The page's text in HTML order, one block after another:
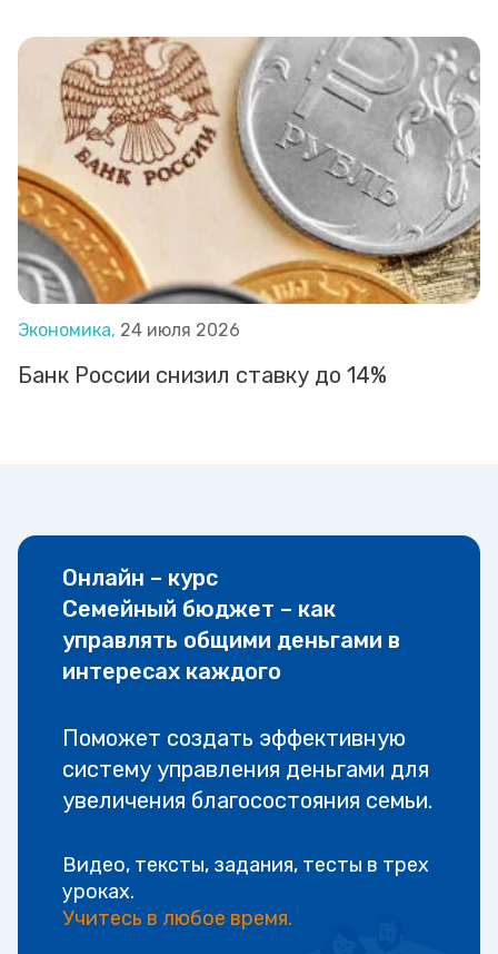
Экономика, 24 июля 2026
Банк России снизил ставку до 14%
Онлайн – курс
Семейный бюджет – как
управлять общими деньгами в
интересах каждого
Поможет создать эффективную
систему управления деньгами для
увеличения благосостояния семьи.
Видео, тексты, задания, тесты в трех
уроках.
Учитесь в любое время.